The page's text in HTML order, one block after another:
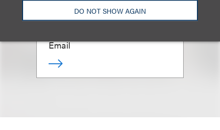
DO NOT SHOW AGAIN
合伙人
Email